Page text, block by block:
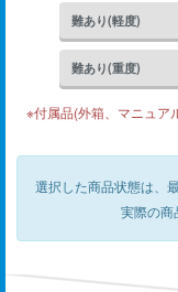
難あり(軽度)
難あり(重度)
※付属品(外箱、マニュア
選択した商品状態は、
実際の商